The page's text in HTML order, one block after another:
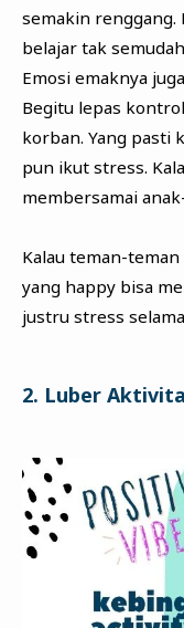
semakin renggang.
belajar tak
Emosi emaknya
Begitu lepas
korban. Yang pasti
pun ikut stress.
membersamai
Kalau teman-
yang happy bisa
justru stress
2. Luber